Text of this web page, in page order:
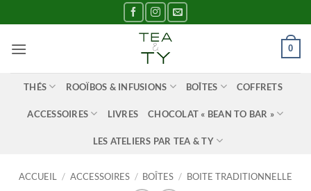
au
contenu
0
THÉS ROOÏBOS & INFUSIONS BOÎTES COFFRETS
ACCESSOIRES LIVRES CHOCOLAT « BEAN TO BAR »
LES ATELIERS PAR TEA & TY
ACCUEIL / ACCESSOIRES / BOÎTES / BOITE TRADITIONNELLE